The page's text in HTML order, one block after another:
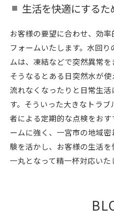
生活を快適にするた
お客様の要望に合わせ、効
フォームいたします。水回
ムは、凍結などで突然異常を
そうなるとある日突然水が
流れなくなったりと日常生
す。そういった大きなトラ
者による定期的な点検をお
ームに強く、一宮市の地域
験を活かし、お客様の生活
一丸となって精一杯対応いた